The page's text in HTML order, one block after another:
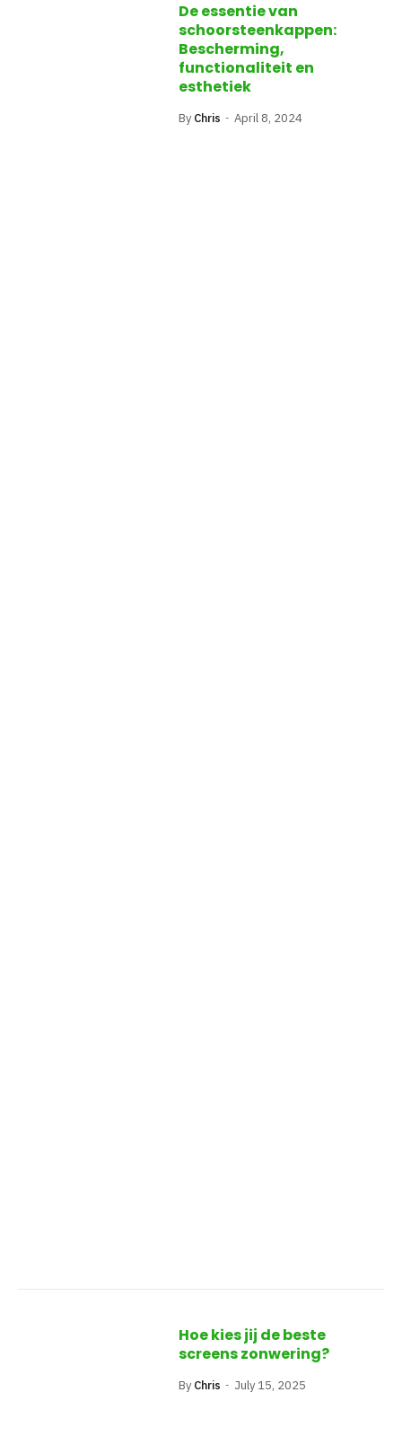
De essentie van
schoorsteenkappen:
Bescherming,
functionaliteit en
esthetiek
By Chris April 8, 2024
Hoe kies jij de beste
screens zonwering?
By Chris July 15, 2025